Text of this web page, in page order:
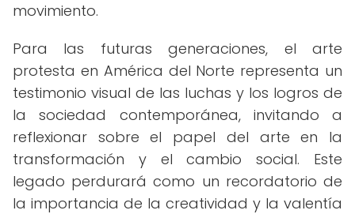
movimiento.
Para las futuras generaciones, el arte
protesta en América del Norte representa un
testimonio visual de las luchas y los logros de
la sociedad contemporánea, invitando a
reflexionar sobre el papel del arte en la
transformación y el cambio social. Este
legado perdurará como un recordatorio de
la importancia de la creatividad y la valentía